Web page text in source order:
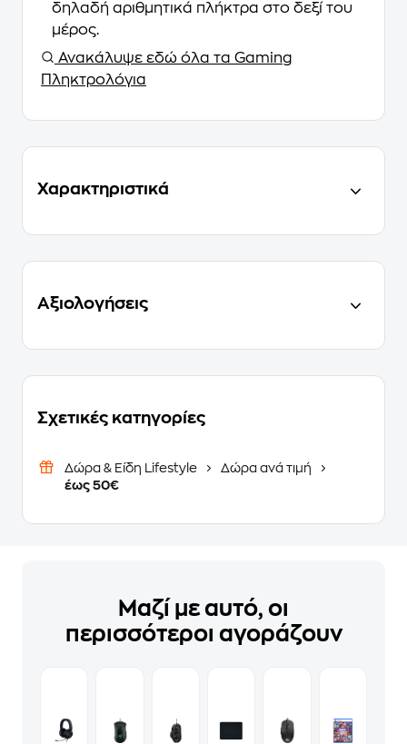
δηλαδή αριθμητικά πλήκτρα στο δεξί του
μέρος.
Ανακάλυψε εδώ όλα τα Gaming
Πληκτρολόγια
Χαρακτηριστικά
Αξιολογήσεις
Σχετικές κατηγορίες
Δώρα & Είδη Lifestyle
Δώρα ανά τιμή
έως 50€
Μαζί με αυτό, οι
περισσότεροι αγοράζουν